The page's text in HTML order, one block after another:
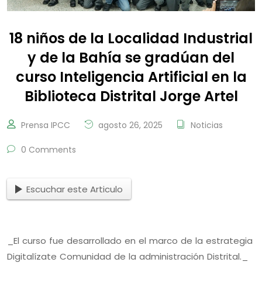
18 niños de la Localidad Industrial
y de la Bahía se gradúan del
curso Inteligencia Artificial en la
Biblioteca Distrital Jorge Artel
Prensa IPCC agosto 26, 2025 Noticias
0 Comments
Escuchar este Articulo
_El curso fue desarrollado en el marco de la estrategia
Digitalízate Comunidad de la administración Distrital._